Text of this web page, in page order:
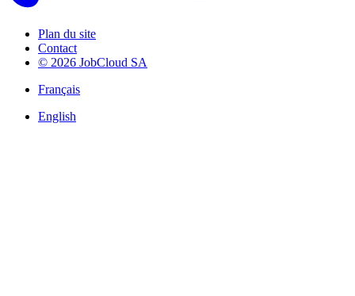
Plan du site
Contact
© 2026 JobCloud SA
Français
English